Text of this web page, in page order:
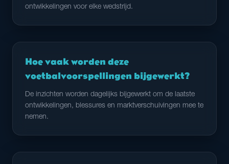
ontwikkelingen voor elke wedstrijd.
Hoe vaak worden deze
voetbalvoorspellingen bijgewerkt?
De inzichten worden dagelijks bijgewerkt om de laatste
ontwikkelingen, blessures en marktverschuivingen mee te
nemen.